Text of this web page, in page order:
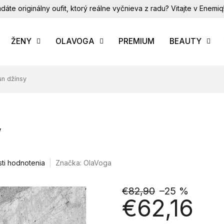
originálny oufit, ktorý reálne vyčnieva z radu? Vitajte v Enemiq!
ŽENY OLAVOGA PREMIUM BEAUTY
džínsy
hodnotenia Značka: OlaVoga
€82,90 –25 %
€62,16